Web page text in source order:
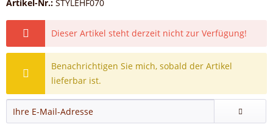
Artikel-Nr.: STYLEHF070
Dieser Artikel steht derzeit nicht zur Verfügung!
Benachrichtigen Sie mich, sobald der Artikel
lieferbar ist.